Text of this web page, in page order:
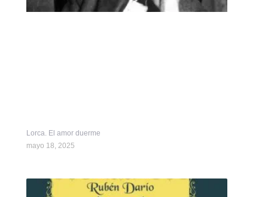
Lorca. El amor duerme
mayo 18, 2025